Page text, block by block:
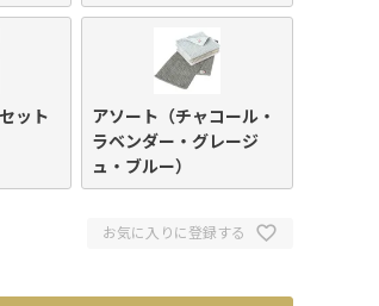
ット
アソート（チャコール・
ラベンダー・グレージ
ュ・ブルー）
お気に入りに登録する